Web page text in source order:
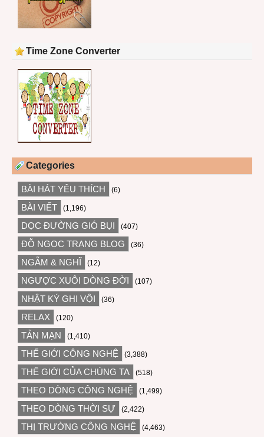
Time Zone Converter
Categories
BÀI HÁT YÊU THÍCH (6)
BÀI VIẾT (1,196)
DỌC ĐƯỜNG GIÓ BỤI (407)
ĐỖ NGỌC TRANG BLOG (36)
NGẪM & NGHĨ (12)
NGƯỢC XUÔI DÒNG ĐỜI (107)
NHẬT KÝ GHI VỘI (36)
RELAX (120)
TẢN MẠN (1,410)
THẾ GIỚI CÔNG NGHỆ (3,388)
THẾ GIỚI CỦA CHÚNG TA (518)
THEO DÒNG CÔNG NGHỆ (1,499)
THEO DÒNG THỜI SỰ (2,422)
THỊ TRƯỜNG CÔNG NGHỆ (4,463)